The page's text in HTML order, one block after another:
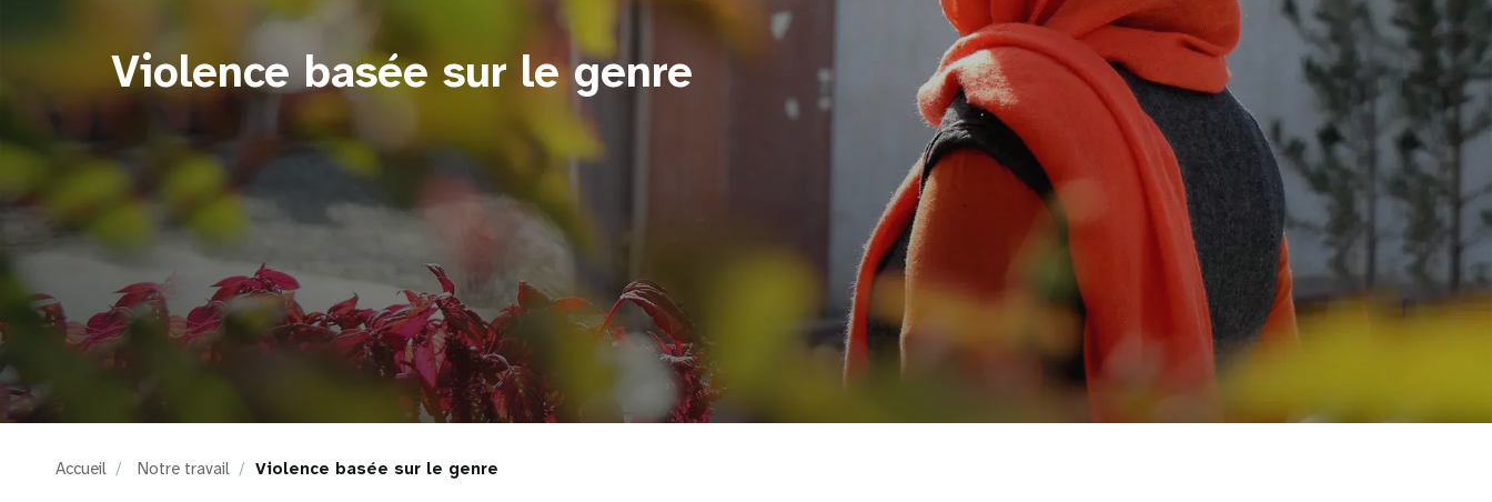
g
a
t
o
n
Violence basée sur le genre
Accueil Notre travail Violence basée sur le genre